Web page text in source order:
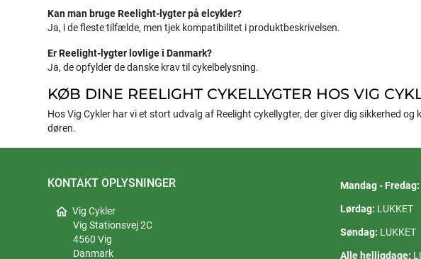
Kan man bruge Reelight-lygter på elcykler?
Ja, i de fleste tilfælde, men tjek kompatibilitet i produktbeskrivelsen.
Er Reelight-lygter lovlige i Danmark?
Ja, de opfylder de danske krav til cykelbelysning.
KØB DINE REELIGHT CYKELLYGTER HOS VIG
Hos Vig Cykler har vi et stort udvalg af Reelight cykellygter, der giver dig sikkerhed
døren.
KONTAKT OPLYSNINGER
home Vig Cykler
Vig Stationsvej 2C
4560 Vig
Danmark
Mandag - Fredag:
Lørdag: LUKKET
Søndag: LUKKET
Alle helligdage: